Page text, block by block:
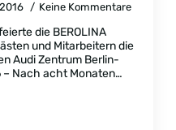
Keine Kommentare
die BEROLINA
und Mitarbeitern die
Audi Zentrum Berlin-
– Nach acht Monaten…